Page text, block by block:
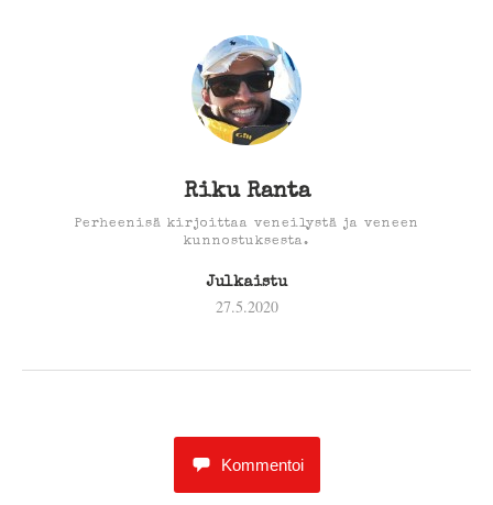
Riku Ranta
Perheenisä kirjoittaa veneilystä ja veneen
kunnostuksesta.
Julkaistu
27.5.2020
Kommentoi